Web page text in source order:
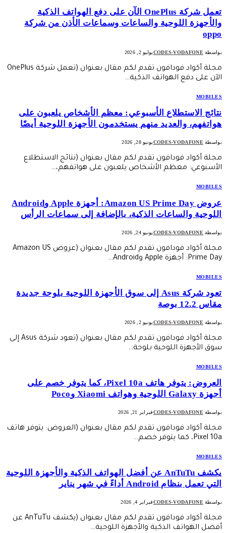
تعمل شركة OnePlus الآن على دفع الهواتف الذكية
والأجهزة اللوحية والساعات وسماعات الأذن من شركة
oppo
بواسطة CODES-VODAFONEيوليو 2, 2026
مجلة أكواد فودافون تقدم لكم مقال بعنوان (تعمل شركة OnePlus
الآن على دفع الهواتف الذكية…
MOBILES
نتائج الاستطلاع الأسبوعي: معظم الأشخاص يلعبون على
هواتفهم، والعديد منهم يستخدمون الأجهزة اللوحية أيضًا
بواسطة CODES-VODAFONEيونيو 28, 2026
مجلة أكواد فودافون تقدم لكم مقال بعنوان (نتائج الاستطلاع
الأسبوعي: معظم الأشخاص يلعبون على هواتفهم،…
MOBILES
عروض Amazon US Prime Day: أجهزة Apple وAndroid
اللوحية والساعات الذكية، بالإضافة إلى سماعات الرأس
بواسطة CODES-VODAFONEيونيو 24, 2026
مجلة أكواد فودافون تقدم لكم مقال بعنوان (عروض Amazon US
Prime Day: أجهزة Apple وAndroid…
MOBILES
تعود شركة Asus إلى سوق الأجهزة اللوحية بلوحة جديدة
مقاس 12.2 بوصة
بواسطة CODES-VODAFONEيونيو 2, 2026
مجلة أكواد فودافون تقدم لكم مقال بعنوان (تعود شركة Asus إلى
سوق الأجهزة اللوحية بلوحة…
MOBILES
العروض: يتوفر هاتف Pixel 10a، كما يتوفر خصم على
أجهزة Galaxy اللوحية وهواتف Xiaomi وPoco
بواسطة CODES-VODAFONEفبراير 21, 2026
مجلة أكواد فودافون تقدم لكم مقال بعنوان (العروض: يتوفر هاتف
Pixel 10a، كما يتوفر خصم…
MOBILES
يكشف AnTuTu عن أفضل الهواتف الذكية والأجهزة اللوحية
التي تعمل بنظام Android أداءً في شهر يناير
بواسطة CODES-VODAFONEفبراير 4, 2026
مجلة أكواد فودافون تقدم لكم مقال بعنوان (يكشف AnTuTu عن
أفضل الهواتف الذكية والأجهزة اللوحية…